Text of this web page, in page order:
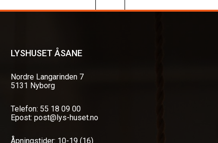
LYSHUSET ÅSANE
Nordre Langarinden 7
5131 Nyborg
Telefon: 55 18 09 00
Epost: post@lys-huset.no
Åpningstider: 10-19 (16)